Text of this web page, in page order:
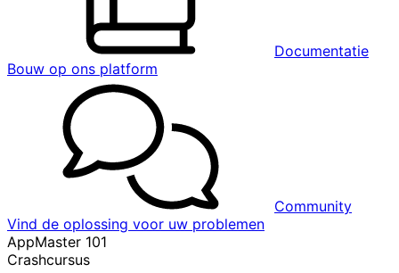
Documentatie
Bouw op ons platform
Community
Vind de oplossing voor uw problemen
AppMaster 101
Crashcursus